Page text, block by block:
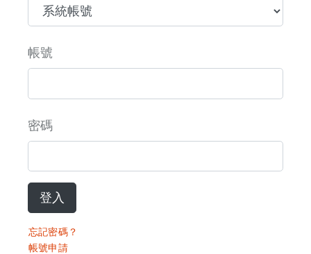
帳號
密碼
登入
忘記密碼？
帳號申請